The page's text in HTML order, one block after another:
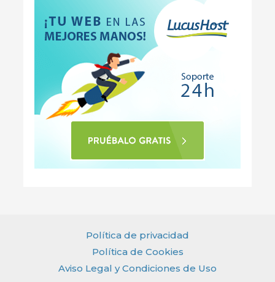
Política de privacidad
Política de Cookies
Aviso Legal y Condiciones de Uso